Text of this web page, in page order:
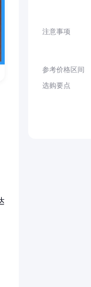
注意事项
参考价格区间
选购要点